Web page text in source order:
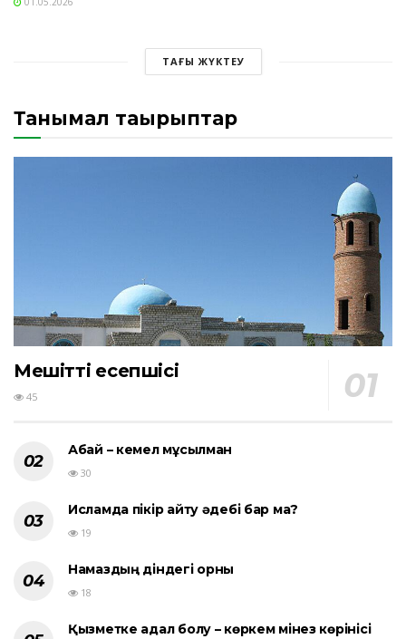
ТАҒЫ ЖҮКТЕУ
Танымал тақырыптар
Мешіттің есепшісі
45
Абай – кемел мұсылман
30
Исламда пікір айту әдебі бар ма?
19
Намаздың діндегі орны
18
Қызметке адал болу – көркем мінез көрінісі